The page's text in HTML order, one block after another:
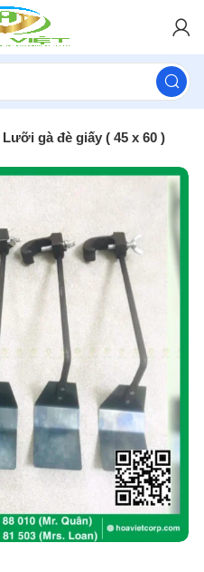
Lưỡi gà đè giấy ( 45 x 60 )